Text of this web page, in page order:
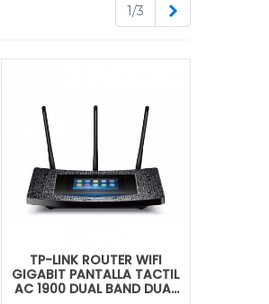
1/3
TP-LINK ROUTER WIFI
GIGABIT PANTALLA TACTIL
AC 1900 DUAL BAND DUAL